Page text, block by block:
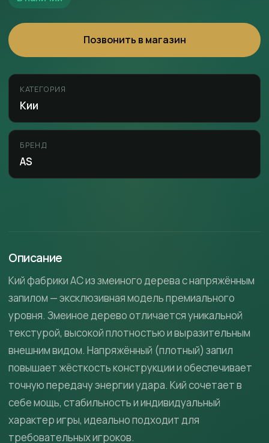
Позвонить в магазин
КАТЕГОРИЯ
Кии
БРЕНД
AS
Описание
Кий фабрики АС из змеиного дерева с напряжённым
запилом — эксклюзивная модель премиального
уровня. Змеиное дерево отличается уникальной
текстурой, высокой плотностью и выразительным
внешним видом. Напряжённый (плотный) запил
повышает жёсткость конструкции и обеспечивает
точную передачу энергии удара. Кий сочетает в
себе мощь, стабильность и индивидуальный
характер игры, идеально подходит для
требовательных игроков.